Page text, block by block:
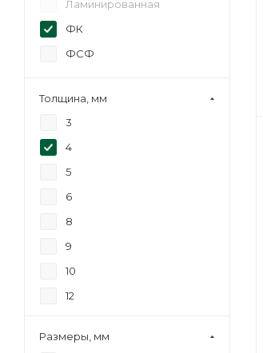
Ламинированная
ФК
ФСФ
Толщина, мм
3
4
5
6
8
9
10
12
18
Размеры, мм